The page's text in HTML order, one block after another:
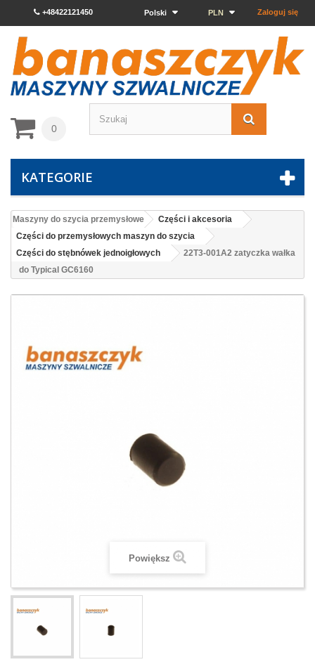
Zaloguj się
PLN
Polski
+48422121450
0
KATEGORIE
Maszyny do szycia przemysłowe
Części i akcesoria
Części do przemysłowych maszyn do szycia
Części do stębnówek jednoigłowych
22T3-001A2 zatyczka wałka
do Typical GC6160
Powiększ